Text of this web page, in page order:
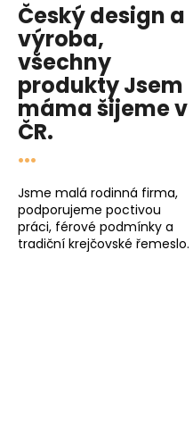
Český design a
výroba,
všechny
produktyJsem
mámašijeme v
ČR.
...
Jsme malá rodinná firma,
podporujeme poctivou
práci, férové podmínky a
tradiční krejčovské řemeslo.